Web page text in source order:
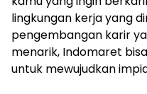
lingkungan kerja yang
pengembangan karir
menarik, Indomaret
untuk mewujudkan